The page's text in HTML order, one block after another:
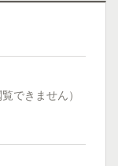
できません）